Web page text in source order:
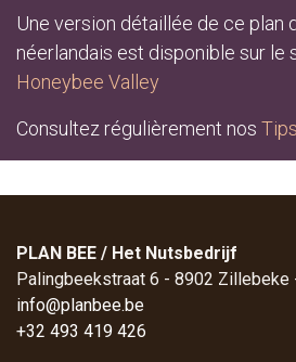
Une version détaillée de ce plan
néerlandais est disponible sur le
Honeybee Valley
Consultez régulièrement nos
PLAN BEE / Het Nutsbedrijf
Palingbeekstraat 6 - 8902
info@planbee.be
+32 493 419 426